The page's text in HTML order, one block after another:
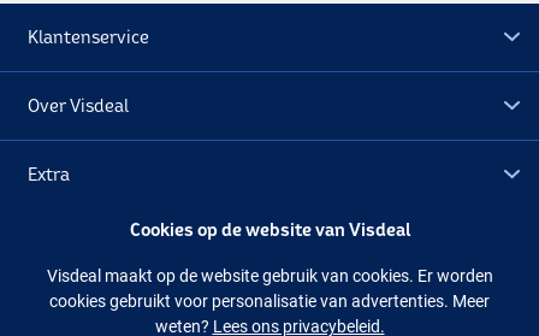
Klantenservice
Over Visdeal
Extra
Facebook Instagram
Cookies op de website van Visdeal
Visdeal maakt op de website gebruik van cookies. Er worden
cookies gebruikt voor personalisatie van advertenties. Meer
weten? Lees ons privacybeleid.